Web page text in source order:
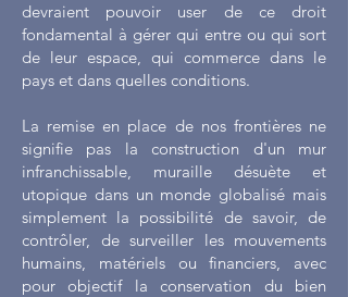
devraient pouvoir user de ce droit
fondamental à gérer qui entre ou qui sort
de leur espace, qui commerce dans le
pays et dans quelles conditions.
La remise en place de nos frontières ne
signifie pas la construction d'un mur
infranchissable, muraille désuète et
utopique dans un monde globalisé mais
simplement la possibilité de savoir, de
contrôler, de surveiller les mouvements
humains, matériels ou financiers, avec
pour objectif la conservation du bien